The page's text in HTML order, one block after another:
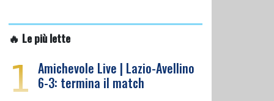
🔥 Le più lette
1 Amichevole Live | Lazio-Avellino
6-3: termina il match